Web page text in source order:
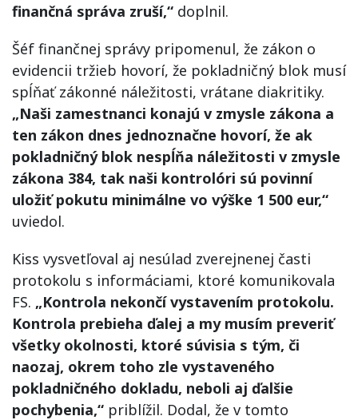
finančná správa zruší,“ doplnil.
Šéf finančnej správy pripomenul, že zákon o
evidencii tržieb hovorí, že pokladničný blok musí
spĺňať zákonné náležitosti, vrátane diakritiky.
„Naši zamestnanci konajú v zmysle zákona a
ten zákon dnes jednoznačne hovorí, že ak
pokladničný blok nespĺňa náležitosti v zmysle
zákona 384, tak naši kontrolóri sú povinní
uložiť pokutu minimálne vo výške 1 500 eur,“
uviedol.
Kiss vysvetľoval aj nesúlad zverejnenej časti
protokolu s informáciami, ktoré komunikovala
FS. „Kontrola nekončí vystavením protokolu.
Kontrola prebieha ďalej a my musím preveriť
všetky okolnosti, ktoré súvisia s tým, či
naozaj, okrem toho zle vystaveného
pokladničného dokladu, neboli aj ďalšie
pochybenia,“ priblížil. Dodal, že v tomto